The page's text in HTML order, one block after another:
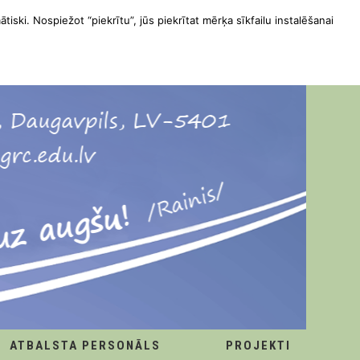
ATBALSTA PERSONĀLS PROJEKTI
Nospiežot “piekrītu”, jūs piekrītat mērķa sīkfailu instalēšanai